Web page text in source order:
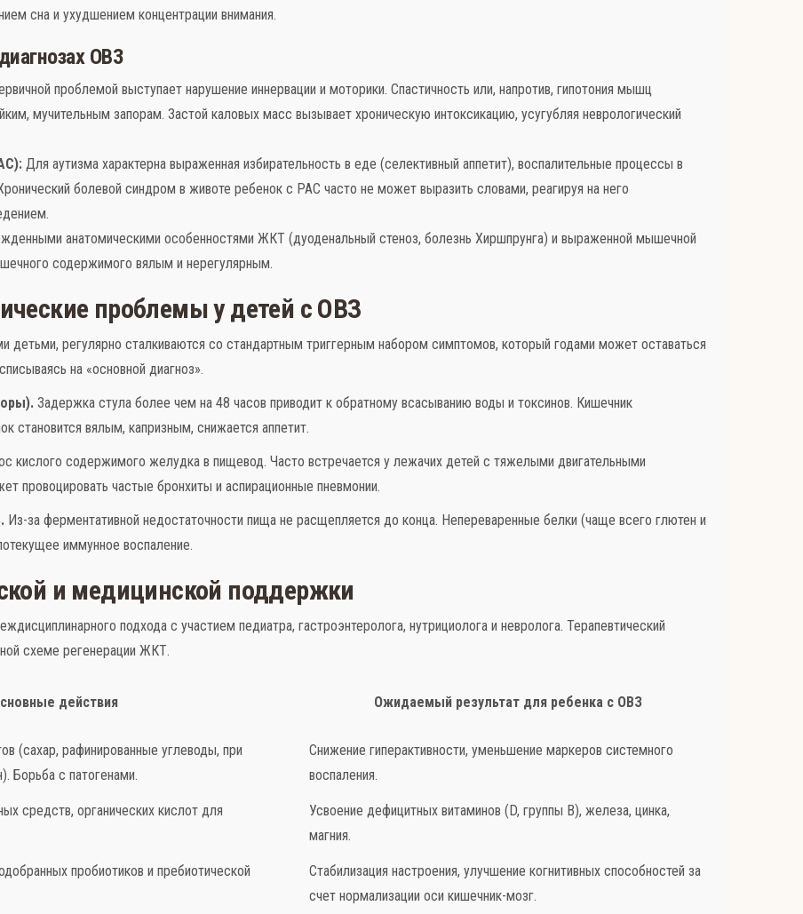
сна и ухудшением концентрации внимания.
ОВЗ
проблемой выступает нарушение иннервации и моторики. Спастичность или, напротив, гипотония мышц
мучительным запорам. Застой каловых масс вызывает хроническую интоксикацию, усугубляя неврологический
Для аутизма характерна выраженная избирательность в еде (селективный аппетит), воспалительные процессы в
болевой синдром в животе ребенок с РАС часто не может выразить словами, реагируя на него
анатомическими особенностями ЖКТ (дуоденальный стеноз, болезнь Хиршпрунга) и выраженной мышечной
содержимого вялым и нерегулярным.
проблемы у детей с ОВЗ
детьми, регулярно сталкиваются со стандартным триггерным набором симптомов, который годами может оставаться
на «основной диагноз».
Задержка стула более чем на 48 часов приводит к обратному всасыванию воды и токсинов. Кишечник
становится вялым, капризным, снижается аппетит.
кислого содержимого желудка в пищевод. Часто встречается у лежачих детей с тяжелыми двигательными
провоцировать частые бронхиты и аспирационные пневмонии.
Из-за ферментативной недостаточности пища не расщепляется до конца. Непереваренные белки (чаще всего глютен и
иммунное воспаление.
и медицинской поддержки
подхода с участием педиатра, гастроэнтеролога, нутрициолога и невролога. Терапевтический
схеме регенерации ЖКТ.
действия Ожидаемый результат для ребенка с ОВЗ
(сахар, рафинированные углеводы, при
Борьба с патогенами.
Снижение гиперактивности, уменьшение маркеров системного
воспаления.
средств, органических кислот для
Усвоение дефицитных витаминов (D, группы B), железа, цинка,
магния.
пробиотиков и пребиотической
Стабилизация настроения, улучшение когнитивных способностей за
счет нормализации оси кишечник-мозг.